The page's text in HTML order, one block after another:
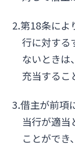
2.第18条によ
行に対する
ないときは
充当するこ
3.借主が前項
当行が適当
ことができ